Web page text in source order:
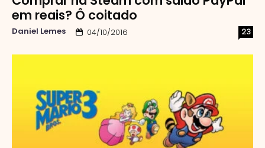
em reais? Ô coitado
Daniel Lemes 04/10/2016 23